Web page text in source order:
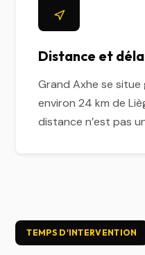
Distance et
Grand Axhe se
environ 24 km de
distance n’est pas
TEMPS D'INTERVENTION